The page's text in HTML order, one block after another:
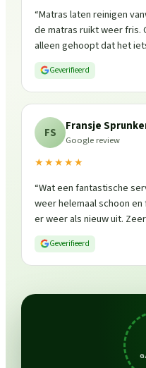
“Matras laten reinigen
de matras ruikt weer fris.
alleen gehoopt dat het
Geverifieerd
FS Fransje
Google review
★★★★★
“Wat een fantastische
weer helemaal schoon
er weer als nieuw uit.
Geverifieerd